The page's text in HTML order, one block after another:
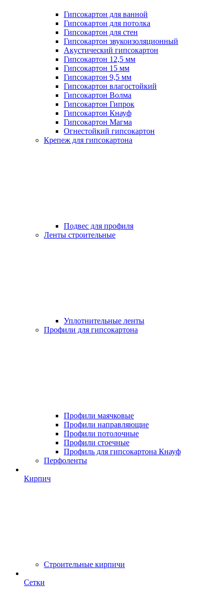
Гипсокартон для ванной
Гипсокартон для потолка
Гипсокартон для стен
Гипсокартон звукоизоляционный
Акустический гипсокартон
Гипсокартон 12,5 мм
Гипсокартон 15 мм
Гипсокартон 9,5 мм
Гипсокартон влагостойкий
Гипсокартон Волма
Гипсокартон Гипрок
Гипсокартон Кнауф
Гипсокартон Магма
Огнестойкий гипсокартон
Крепеж для гипсокартона
Подвес для профиля
Ленты строительные
Уплотнительные ленты
Профили для гипсокартона
Профили маячковые
Профили направляющие
Профили потолочные
Профили стоечные
Профиль для гипсокартона Кнауф
Перфоленты
Кирпич
Строительные кирпичи
Сетки